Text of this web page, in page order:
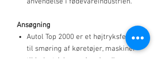
Ansøgning
Autol Top 2000 er et højtryksfedt
til smøring af køretøjer, maskiner
til industri, byggeri og landbrug.